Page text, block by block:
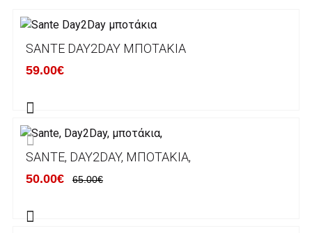
Λογαριασμό.
κάποιον απο τους ακόλουθους τραπεζικούς
λογαριασμούς:
ΕΞΟΔΑ ΑΠΟΣΤΟΛΗΣ
ΕΛΛΑΔΑ
SANTE DAY2DAY ΜΠΟΤΆΚΙΑ
59.00€
SANTE, DAY2DAY, ΜΠΟΤΆΚΙΑ,
50.00€ 65.00€